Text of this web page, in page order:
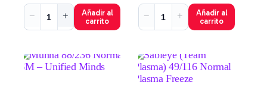
− +
Añadir al
carrito
− +
Añadir al
carrito